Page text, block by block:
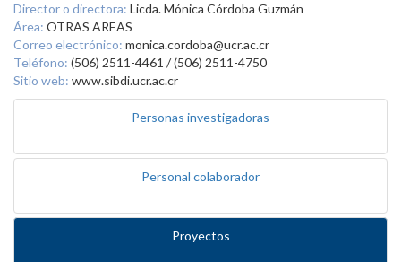
Director o directora: Licda. Mónica Córdoba Guzmán
Área: OTRAS AREAS
Correo electrónico: monica.cordoba@ucr.ac.cr
Teléfono: (506) 2511-4461 / (506) 2511-4750
Sitio web: www.sibdi.ucr.ac.cr
Personas investigadoras
Personal colaborador
Proyectos